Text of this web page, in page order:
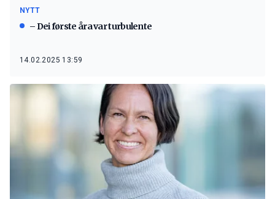
NYTT
– Dei første åra var turbulente
14.02.2025 13:59